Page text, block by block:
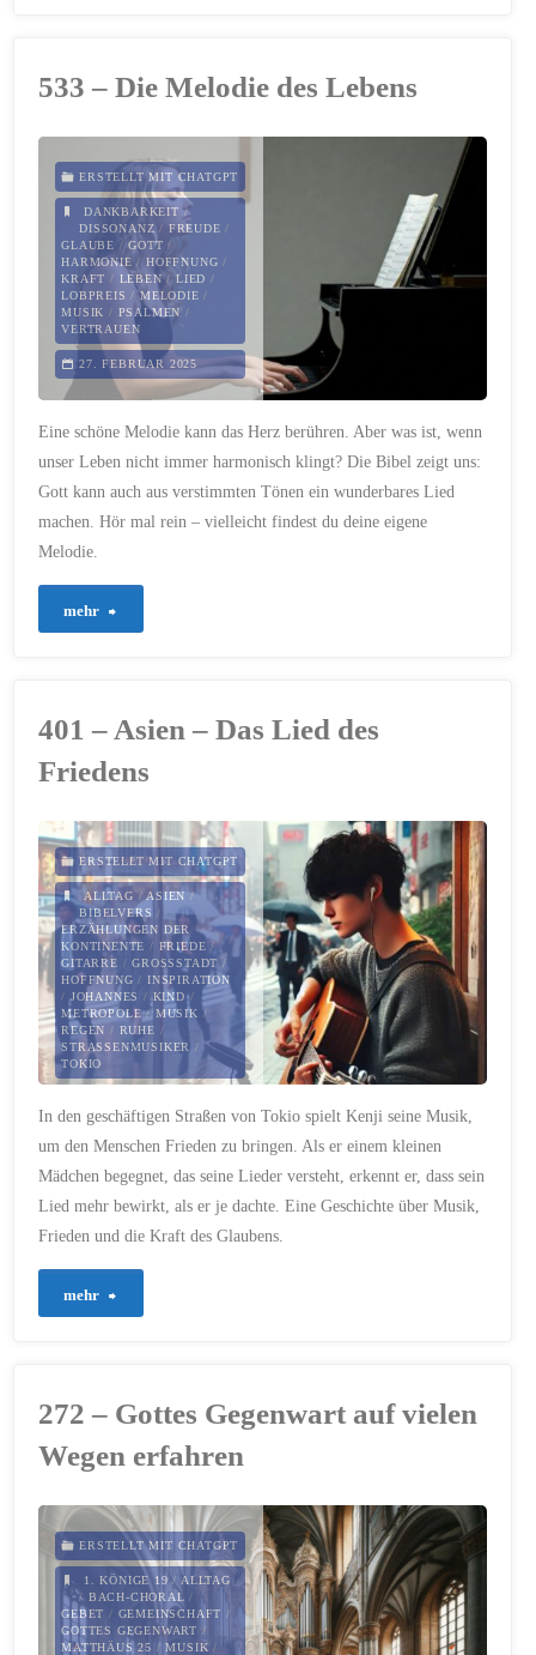
und
die
Melodie
des
Lebens"
533 – Die Melodie des Lebens
ERSTELLT MIT CHATGPT
DANKBARKEIT /
DISSONANZ / FREUDE /
GLAUBE /GOTT /
HARMONIE / HOFFNUNG /
KRAFT / LEBEN/ LIED /
LOBPREIS /MELODIE /
MUSIK / PSALMEN /
VERTRAUEN
27. FEBRUAR 2025
Eine schöne Melodie kann das Herz berühren. Aber was ist, wenn
unser Leben nicht immer harmonisch klingt? Die Bibel zeigt uns:
Gott kann auch aus verstimmten Tönen ein wunderbares Lied
machen. Hör mal rein – vielleicht findest du deine eigene
Melodie.
mehr
Lebens"
401 – Asien – Das Lied des
Friedens
ERSTELLT MIT CHATGPT
ALLTAG/ ASIEN /
BIBELVERS /
ERZÄHLUNGEN DER
KONTINENTE / FRIEDE /
GITARRE /GROSSSTADT
/
HOFFNUNG / INSPIRATION
/ JOHANNES /KIND/
METROPOLE/ MUSIK /
REGEN / RUHE /
STRASSENMUSIKER
/
TOKIO
In den geschäftigen Straßen von Tokio spielt Kenji seine Musik,
um den Menschen Frieden zu bringen. Als er einem kleinen
Mädchen begegnet, das seine Lieder versteht, erkennt er, dass sein
Lied mehr bewirkt, als er je dachte. Eine Geschichte über Musik,
Frieden und die Kraft des Glaubens.
mehr
Lied
des
Friedens"
272 – Gottes Gegenwart auf vielen
Wegen erfahren
ERSTELLT MIT CHATGPT
1. KÖNIGE 19/ ALLTAG
/ BACH-CHORAL /
GEBET / GEMEINSCHAFT /
GOTTES GEGENWART /
MATTHÄUS 25 /MUSIK /